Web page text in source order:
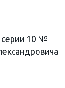
серии 10 №